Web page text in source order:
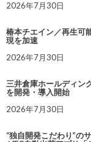
2026年7月30日
椿本チエイン／再生可
現を加速
2026年7月30日
三井倉庫ホールディン
を開発・導入開始
2026年7月30日
“独自開発こだわり”の